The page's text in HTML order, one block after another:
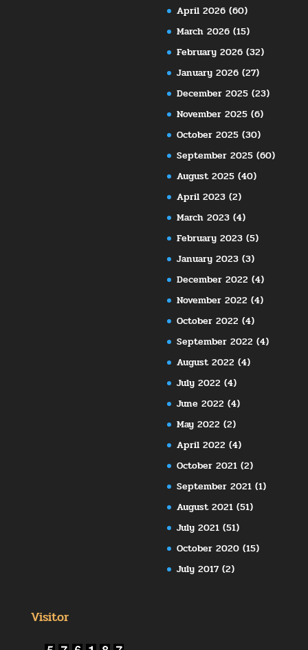
April 2026 (60)
March 2026 (15)
February 2026 (32)
January 2026 (27)
December 2025 (23)
November 2025 (6)
October 2025 (30)
September 2025 (60)
August 2025 (40)
April 2023 (2)
March 2023 (4)
February 2023 (5)
January 2023 (3)
December 2022 (4)
November 2022 (4)
October 2022 (4)
September 2022 (4)
August 2022 (4)
July 2022 (4)
June 2022 (4)
May 2022 (2)
April 2022 (4)
October 2021 (2)
September 2021 (1)
August 2021 (51)
July 2021 (51)
October 2020 (15)
July 2017 (2)
Visitor